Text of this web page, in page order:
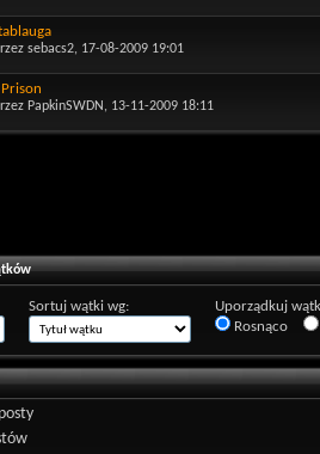
sebacs2, 17-08-2009 19:01
PapkinSWDN , 13-11-2009 18:11
Sortuj wątki wg:
Uporządkuj
Rosnąco